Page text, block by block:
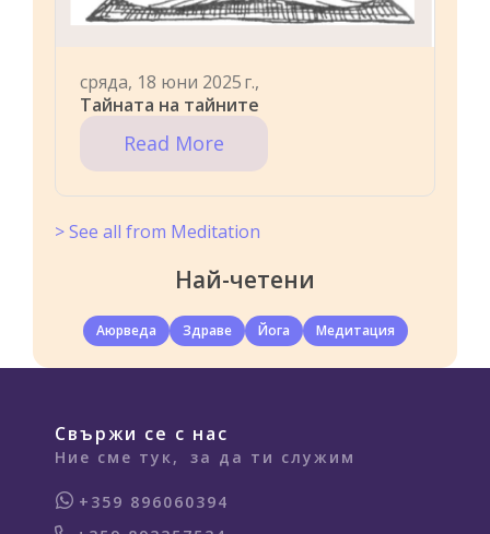
сряда, 18 юни 2025 г.,
Тайната на тайните
Read More
> See all from Meditation
Най-четени
Аюрведа Здраве Йога Медитация
Свържи се с нас
Ние сме тук, за да ти служим
+359 896060394